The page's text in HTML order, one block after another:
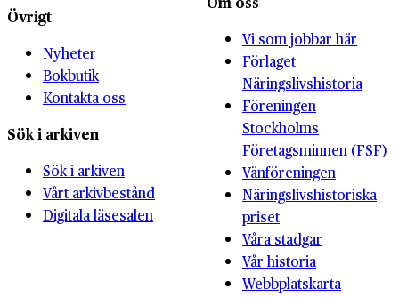
Övrigt
Nyheter
Bokbutik
Kontakta oss
Sök i arkiven
Sök i arkiven
Vårt arkivbestånd
Digitala läsesalen
Vi som jobbar här
Förlaget
Näringslivshistoria
Föreningen
Stockholms
Företagsminnen (FSF)
Vänföreningen
Näringslivshistoriska
priset
Våra stadgar
Vår historia
Webbplatskarta